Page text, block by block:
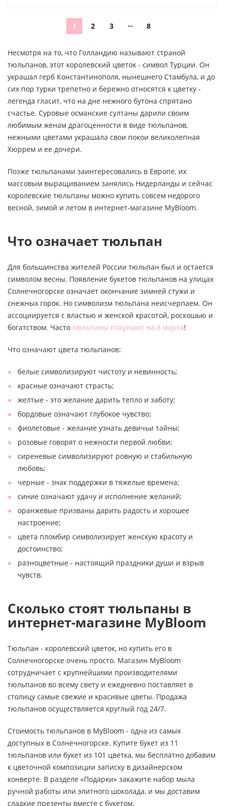
1 2 3 8
Несмотря на то, что Голландию называют страной
тюльпанов, этот королевский цветок - символ Турции. Он
украшал герб Константинополя, нынешнего Стамбула, и до
сих пор турки трепетно и бережно относятся к цветку -
легенда гласит, что на дне нежного бутона спрятано
счастье. Суровые османские султаны дарили своим
любимым женам драгоценности в виде тюльпанов,
нежными цветами украшала свои покои великолепная
Хюррем и ее дочери.
Позже тюльпанами заинтересовались в Европе, их
массовым выращиванием занялись Нидерланды и сейчас
королевские тюльпаны можно купить совсем недорого
весной, зимой и летом в интернет-магазине MyBloom.
Что означает тюльпан
Для большинства жителей России тюльпан был и остается
символом весны. Появление букетов тюльпанов на улицах
Солнечногорске означает окончание зимней стужи и
снежных горок. Но символизм тюльпана неисчерпаем. Он
ассоциируется с властью и женской красотой, роскошью и
богатством. Часто тюльпаны покупают на 8 марта!
Что означают цвета тюльпанов:
белые символизируют чистоту и невинность;
красные означают страсть;
желтые - это желание дарить тепло и заботу;
бордовые означают глубокое чувство;
фиолетовые - желание узнать девичьи тайны;
розовые говорят о нежности первой любви;
сиреневые символизируют ровную и стабильную
любовь;
черные - знак поддержки в тяжелые времена;
синие означают удачу и исполнение желаний;
оранжевые призваны дарить радость и хорошее
настроение;
цвета пломбир символизирует женскую красоту и
достоинство;
разноцветные - настоящий праздники души и взрыв
чувств.
Сколько стоят тюльпаны в
интернет-магазине MyBloom
Тюльпан - королевский цветок, но купить его в
Солнечногорске очень просто. Магазин MyBloom
сотрудничает с крупнейшими производителями
тюльпанов во всему свету и ежедневно поставляет в
столицу самые свежие и красивые цветы. Продажа
тюльпанов осуществляется круглый год 24/7.
Стоимость тюльпанов в MyBloom - одна из самых
доступных в Солнечногорске. Купите букет из 11
тюльпанов или букет из 101 цветка, мы бесплатно добавим
к цветочной композиции записку в дизайнерском
конверте. В разделе «Подарки» закажите набор мыла
ручной работы или элитного шоколада, и мы доставим
сладкие презенты вместе с букетом.